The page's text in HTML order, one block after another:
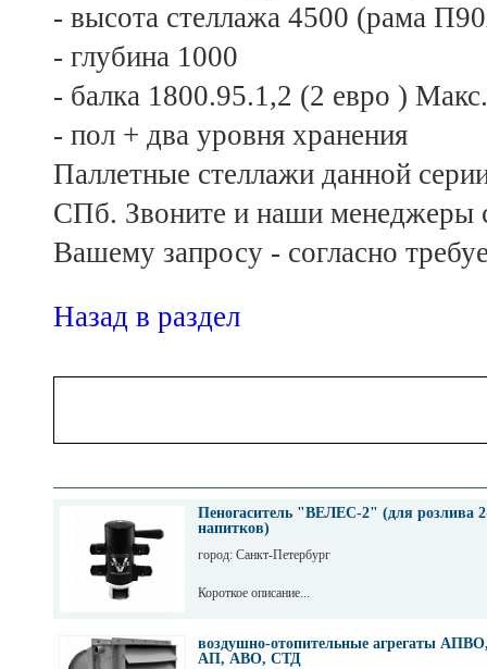
- высота стеллажа 4500 (рама
- глубина 1000
- балка 1800.95.1,2 (2 евро )
- пол + два уровня хранения
Паллетные стеллажи данной
СПб. Звоните и наши менеджеры
Вашему запросу - согласно
Назад в раздел
Пеногаситель "ВЕЛЕС-2" (для розлива
напитков)
город: Санкт-Петербург
Короткое описание...
воздушно-отопительные агрегаты
АП, АВО, СТД